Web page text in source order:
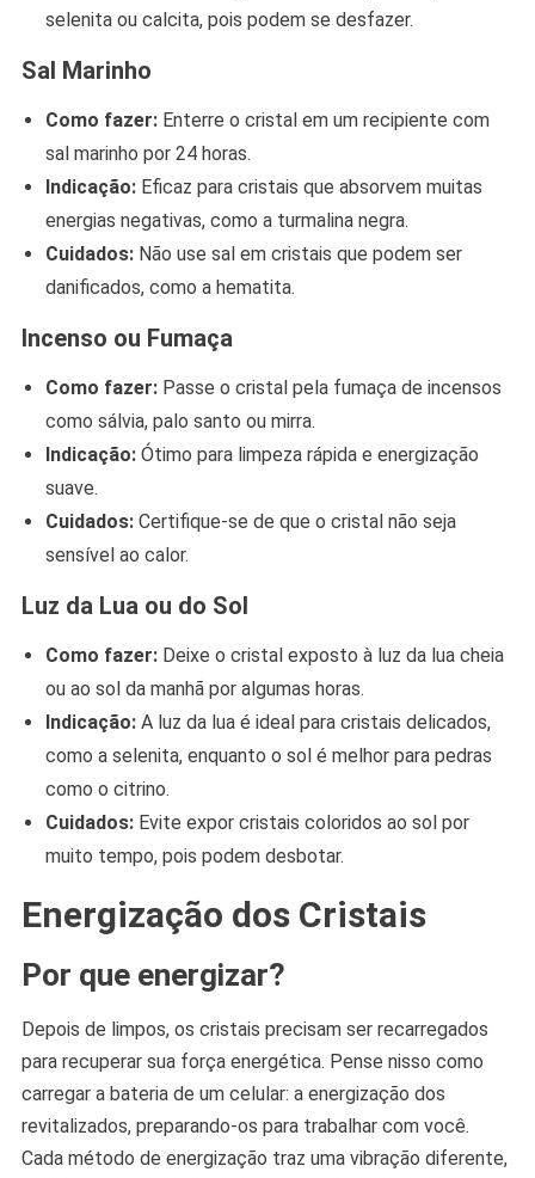
selenita ou calcita, pois podem se desfazer.
Sal Marinho
Como fazer:Enterre o cristal em um recipiente com
sal marinho por 24 horas.
Indicação:Eficaz para cristais que absorvem muitas
energias negativas, como a turmalina negra.
Cuidados:Não use sal em cristais que podem ser
danificados, como a hematita.
Incenso ou Fumaça
Como fazer:Passe o cristal pela fumaça de incensos
como sálvia, palo santo ou mirra.
Indicação:Ótimo para limpeza rápida e energização
suave.
Cuidados:Certifique-se de que o cristal não seja
sensível ao calor.
Luz da Lua ou do Sol
Como fazer:Deixe o cristal exposto à luz da lua cheia
ou ao sol da manhã por algumas horas.
Indicação:A luz da lua é ideal para cristais delicados,
como a selenita, enquanto o sol é melhor para pedras
como o citrino.
Cuidados:Evite expor cristais coloridos ao sol por
muito tempo, pois podem desbotar.
Energização dos Cristais
Por que energizar?
Depois de limpos, os cristais precisam ser recarregados
para recuperar sua força energética. Pense nisso como
carregar a bateria de um celular: a energização dos
revitalizados, preparando-os para trabalhar com você.
Cada método de energização traz uma vibração diferente,